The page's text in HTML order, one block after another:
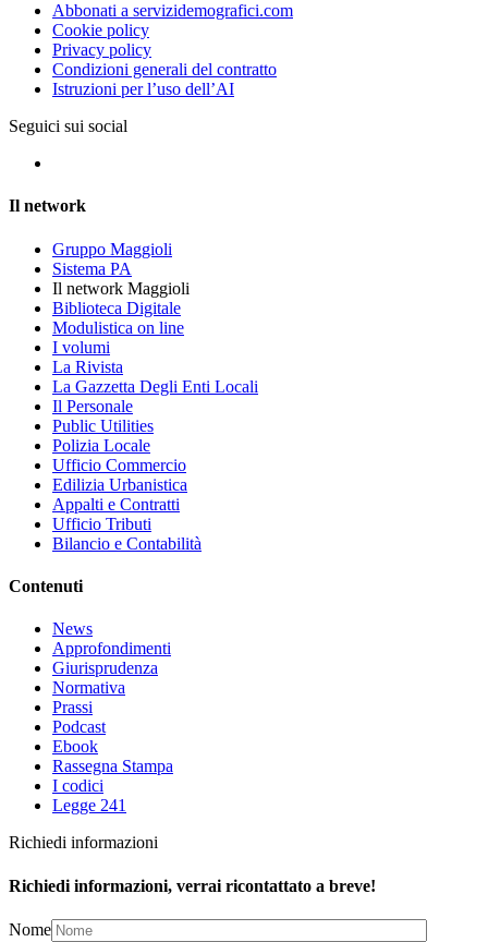
Abbonati a servizidemografici.com
Cookie policy
Privacy policy
Condizioni generali del contratto
Istruzioni per l’uso dell’AI
Seguici sui social
Il network
Gruppo Maggioli
Sistema PA
Il network Maggioli
Biblioteca Digitale
Modulistica on line
I volumi
La Rivista
La Gazzetta Degli Enti Locali
Il Personale
Public Utilities
Polizia Locale
Ufficio Commercio
Edilizia Urbanistica
Appalti e Contratti
Ufficio Tributi
Bilancio e Contabilità
Contenuti
News
Approfondimenti
Giurisprudenza
Normativa
Prassi
Podcast
Ebook
Rassegna Stampa
I codici
Legge 241
Richiedi informazioni
Richiedi informazioni, verrai ricontattato a breve!
Nome